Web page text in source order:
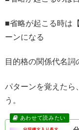
■省略が起こる時は
ーンになる
目的格の関係代名詞
パターンを覚えたら
う。